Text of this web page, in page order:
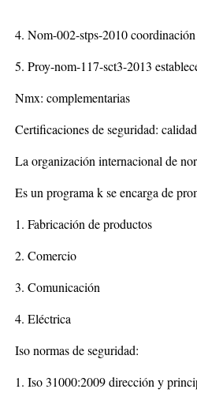
4. Nom-002-stps-2010
5. Proy-nom-117-sct3-2013
Nmx: complementarias
Certificaciones de seguridad:
La organización internacional de
Es un programa k se encarga de
1. Fabricación de productos
2. Comercio
3. Comunicación
4. Eléctrica
Iso normas de seguridad:
1. Iso 31000:2009 dirección y